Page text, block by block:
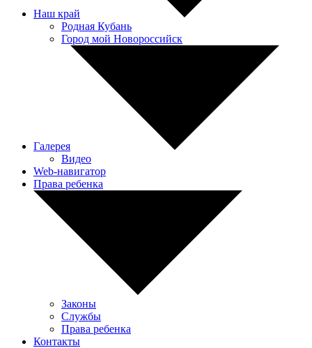
Наш край
Родная Кубань
Город мой Новороссийск
Галерея
Видео
Web-навигатор
Права ребенка
Законы
Службы
Права ребенка
Контакты